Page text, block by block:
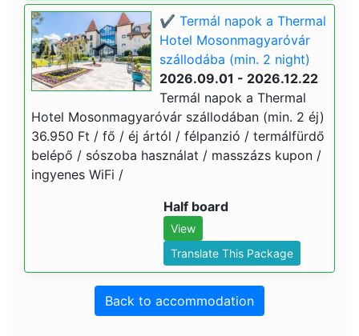
✔️ Termál napok a Thermal
Hotel Mosonmagyaróvár
szállodába (min. 2 night)
2026.09.01 - 2026.12.22
Termál napok a Thermal
Hotel Mosonmagyaróvár szállodában (min. 2 éj)
36.950 Ft / fő / éj ártól / félpanzió / termálfürdő
belépő / sószoba használat / masszázs kupon /
ingyenes WiFi /
Half board
View
Translate This Package
Back to accommodation